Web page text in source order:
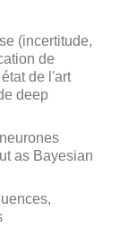
(incertitude,
de
de l'art
deep
as Bayesian